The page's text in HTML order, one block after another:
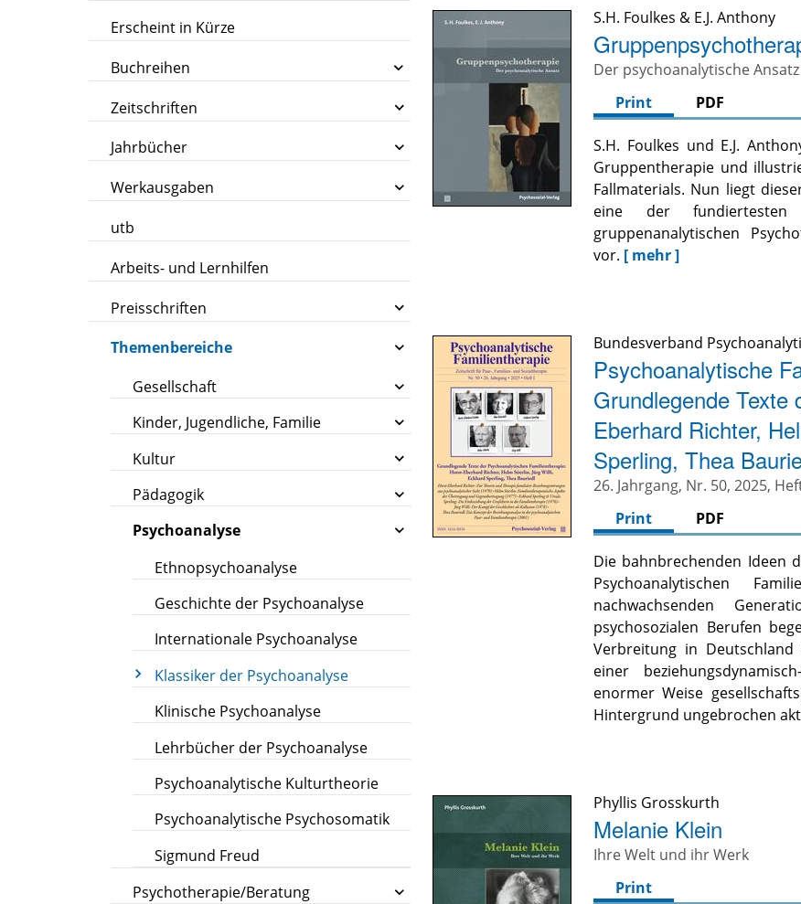
Erscheint in Kürze
Buchreihen
Zeitschriften
Jahrbücher
Werkausgaben
utb
Arbeits- und Lernhilfen
Preisschriften
Themenbereiche
Gesellschaft
Kinder, Jugendliche, Familie
Kultur
Pädagogik
Psychoanalyse
Ethnopsychoanalyse
Geschichte der Psychoanalyse
Internationale Psychoanalyse
Klassiker der Psychoanalyse
Klinische Psychoanalyse
Lehrbücher der Psychoanalyse
Psychoanalytische Kulturtheorie
Psychoanalytische Psychosomatik
Sigmund Freud
Psychotherapie/Beratung
S.H. Foulkes & E.J. Anthony
Der psychoanalytische Ansatz
Print
PDF
S.H. Foulkes und E.J.
Gruppentherapie und
Fallmaterials. Nun liegt
eine der fundiertesten
gruppenanalytischen
vor. [ mehr ]
Bundesverband
Psychoanalytische
Grundlegende Texte
Eberhard Richter,
Sperling, Thea
26. Jahrgang, Nr. 50, 2025,
Print
PDF
Die bahnbrechenden Ideen
Psychoanalytischen
nachwachsenden
psychosozialen Berufen
Verbreitung in
einer
enormer Weise
Hintergrund ungebrochen
Phyllis Grosskurth
Melanie Klein
Ihre Welt und ihr Werk
Print